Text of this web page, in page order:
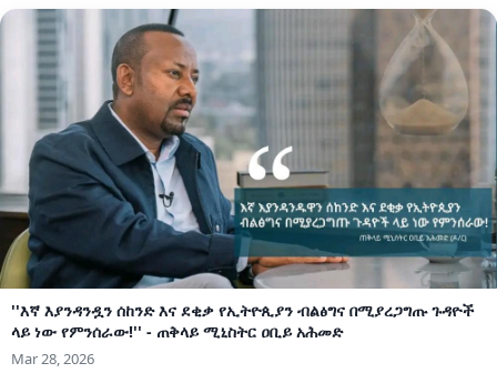
''እኛ እያንዳንዷን ሰከንድ እና ደቂቃ የኢትዮጲያን ብልፅግና በሚያረጋግጡ ጉዳዮች
ላይ ነው የምንሰራው!'' - ጠቅላይ ሚኒስትር ዐቢይ አሕመድ
Mar 28, 2026